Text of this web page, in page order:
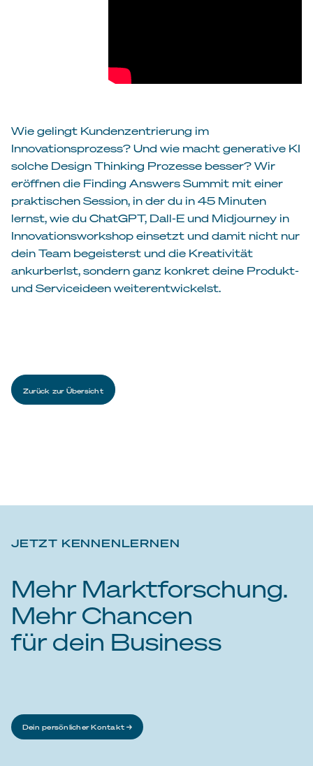
Wie gelingt Kundenzentrierung im
Innovationsprozess? Und wie macht generative KI
solche Design Thinking Prozesse besser? Wir
eröffnen die Finding Answers Summit mit einer
praktischen Session, in der du in 45 Minuten
lernst, wie du ChatGPT, Dall-E und Midjourney in
Innovationsworkshop einsetzt und damit nicht nur
dein Team begeisterst und die Kreativität
ankurberlst, sondern ganz konkret deine Produkt-
und Serviceideen weiterentwickelst.
Zurück zur Übersicht
JETZT KENNENLERNEN
Mehr Marktforschung.
Mehr Chancen
für dein Business
Dein persönlicher Kontakt →